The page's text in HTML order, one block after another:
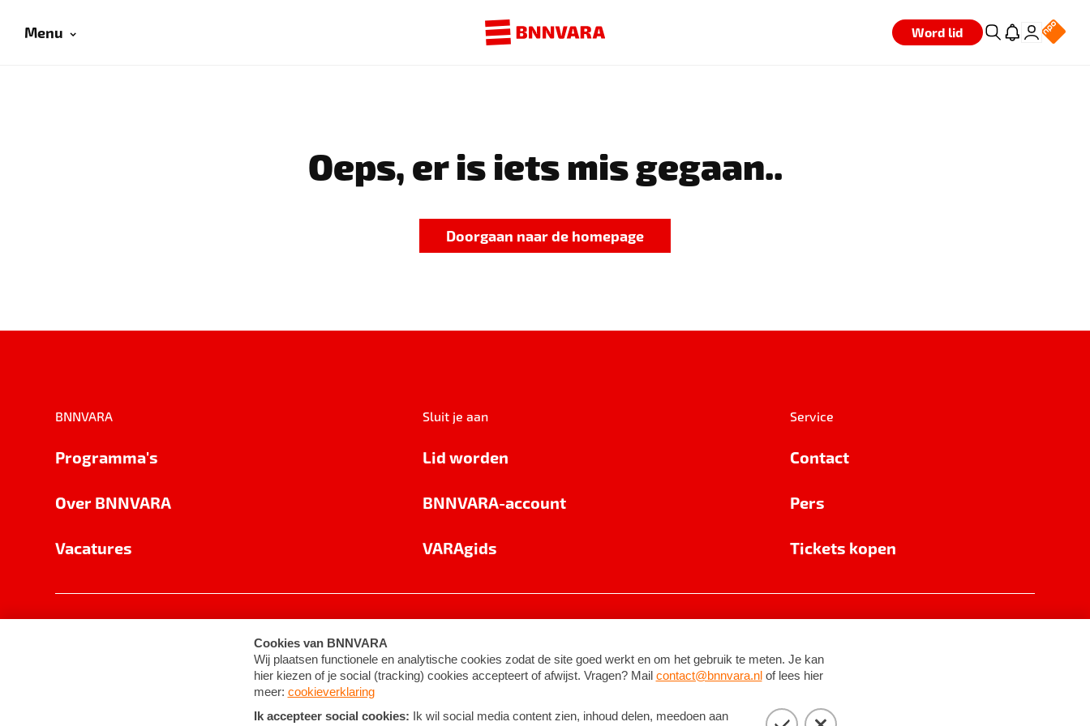
Menu Word lid
Oeps, er is iets mis gegaan..
Doorgaan naar de homepage
BNNVARA
Programma's
Over BNNVARA
Vacatures
Sluit je aan
Lid worden
BNNVARA-account
VARAgids
Service
Contact
Pers
Tickets kopen
Cookie-instellingen Algemene voorwaarden ©2026BNNVARA